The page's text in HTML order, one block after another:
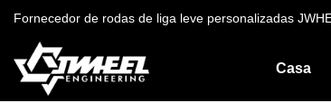
Fornecedor de rodas de liga leve personalizadas
Casa